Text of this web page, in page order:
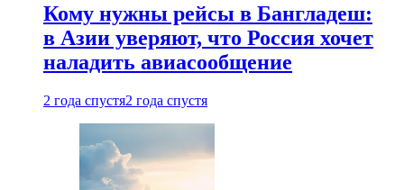
Кому нужны рейсы в Бангладеш:
в Азии уверяют, что Россия хочет
наладить авиасообщение
2 года спустя2 года спустя